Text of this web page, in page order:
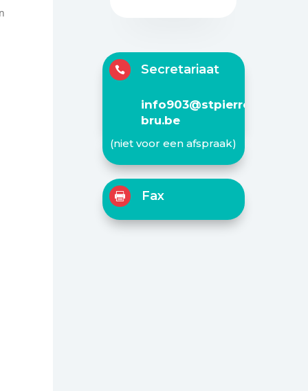
 Secretariaat
info903@stpierre-
bru.be
(niet voor een afspraak)
 Fax